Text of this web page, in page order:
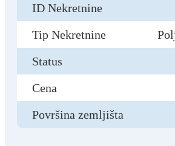
ID Nekretnine
Tip Nekretnine
Status
Cena
Površina zemljišta